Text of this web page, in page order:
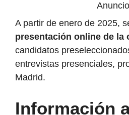
Anuncio
A partir de enero de 2025,
presentación online de la
candidatos
entrevistas presenciales,
Madrid.
Información